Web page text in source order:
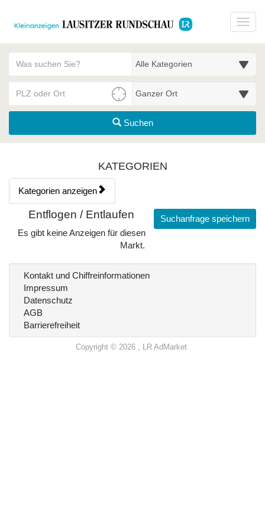
Suchen
Kategorien & Anzeigen
KATEGORIEN
Kategorien anzeigen
Bedienhinweis: Navigieren Sie mit Tab (Shift+Tab zurück).
Rubrik:
Entflogen / Entlaufen
Suchanfrage speichern
Es gibt keine Anzeigen für diesen
Markt.
Kontakt und Chiffreinformationen
Impressum
Datenschutz
AGB
Barrierefreiheit
Copyright © 2026 , LR AdMarket